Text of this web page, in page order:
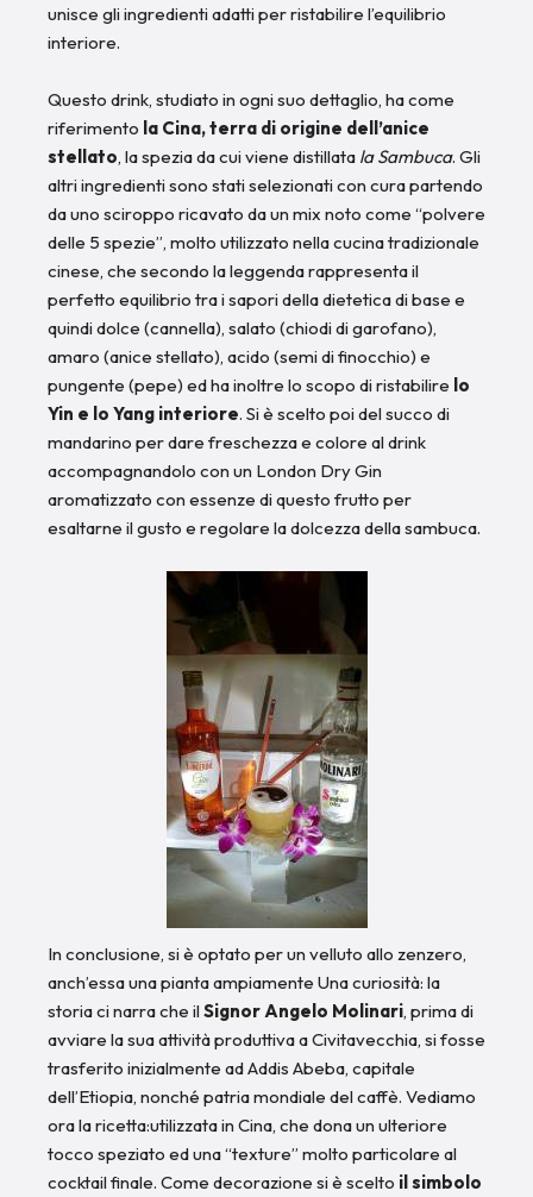
unisce gli ingredienti adatti per ristabilire l’equilibrio
interiore.
Questo drink, studiato in ogni suo dettaglio, ha come
riferimento la Cina, terra di origine dell’anice
stellato, la spezia da cui viene distillata la Sambuca. Gli
altri ingredienti sono stati selezionati con cura partendo
da uno sciroppo ricavato da un mix noto come “polvere
delle 5 spezie”, molto utilizzato nella cucina tradizionale
cinese, che secondo la leggenda rappresenta il
perfetto equilibrio tra i sapori della dietetica di base e
quindi dolce (cannella), salato (chiodi di garofano),
amaro (anice stellato), acido (semi di finocchio) e
pungente (pepe) ed ha inoltre lo scopo di ristabilire lo
Yin e lo Yang interiore. Si è scelto poi del succo di
mandarino per dare freschezza e colore al drink
accompagnandolo con un London Dry Gin
aromatizzato con essenze di questo frutto per
esaltarne il gusto e regolare la dolcezza della sambuca.
In conclusione, si è optato per un velluto allo zenzero,
anch’essa una pianta ampiamente Una curiosità: la
storia ci narra che ilSignor Angelo Molinari, prima di
avviare la sua attività produttiva a Civitavecchia, si fosse
trasferito inizialmente ad Addis Abeba, capitale
dell’Etiopia, nonché patria mondiale del caffè. Vediamo
ora la ricetta:utilizzata in Cina, che dona un ulteriore
tocco speziato ed una “texture” molto particolare al
cocktail finale. Come decorazione si è scelto il simbolo